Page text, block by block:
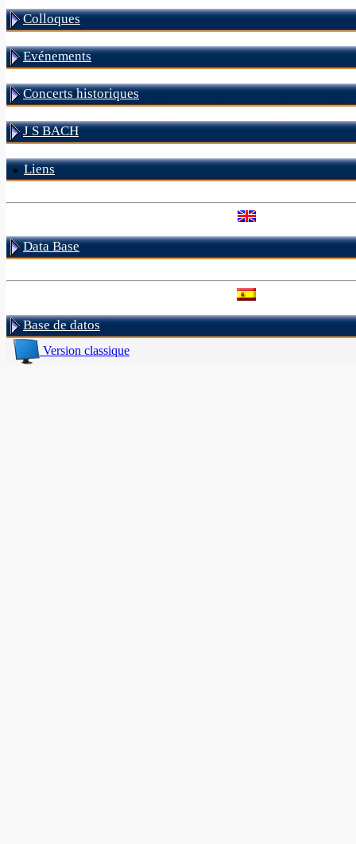
Colloques
Evénements
Concerts historiques
J S BACH
Liens
Data Base
Base de datos
Version classique